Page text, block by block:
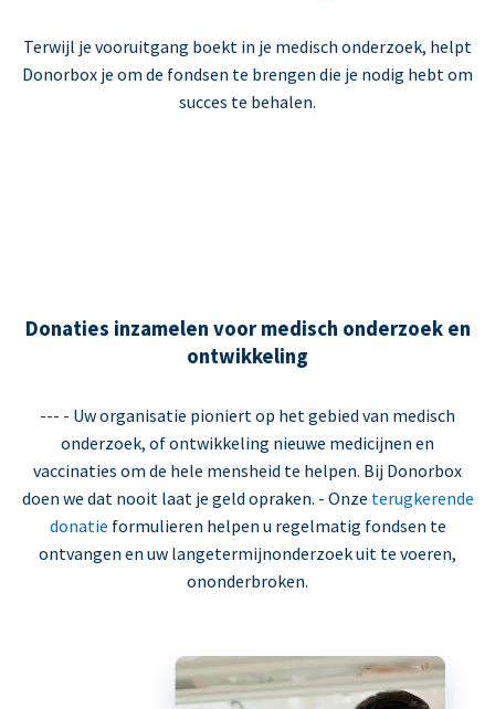
Terwijl je vooruitgang boekt in je medisch onderzoek, helpt
Donorbox je om de fondsen te brengen die je nodig hebt om
succes te behalen.
Donaties inzamelen voor medisch onderzoek en
ontwikkeling
--- - Uw organisatie pioniert op het gebied van medisch
onderzoek, of ontwikkeling nieuwe medicijnen en
vaccinaties om de hele mensheid te helpen. Bij Donorbox
doen we dat nooit laat je geld opraken. - Onze terugkerende
donatie formulieren helpen u regelmatig fondsen te
ontvangen en uw langetermijnonderzoek uit te voeren,
ononderbroken.